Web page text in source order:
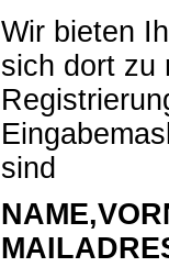
Wir bieten
sich dort zu
sind